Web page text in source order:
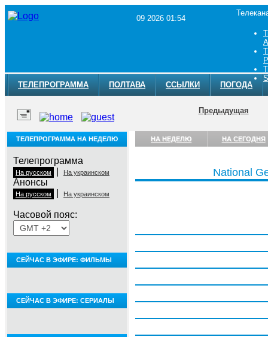
09 2026 01:54
ТЕЛЕПРОГРАММА ПОЛТАВА ССЫЛКИ ПОГОДА
Предыдущая
ТЕЛЕПРОГРАММА НА НЕДЕЛЮ
Телепрограмма
На русском На украинском
Анонсы
На русском На украинском
Часовой пояс:
СЕЙЧАС В ЭФИРЕ: ФИЛЬМЫ
СЕЙЧАС В ЭФИРЕ: СЕРИАЛЫ
НА НЕДЕЛЮ НА СЕГОДНЯ
National